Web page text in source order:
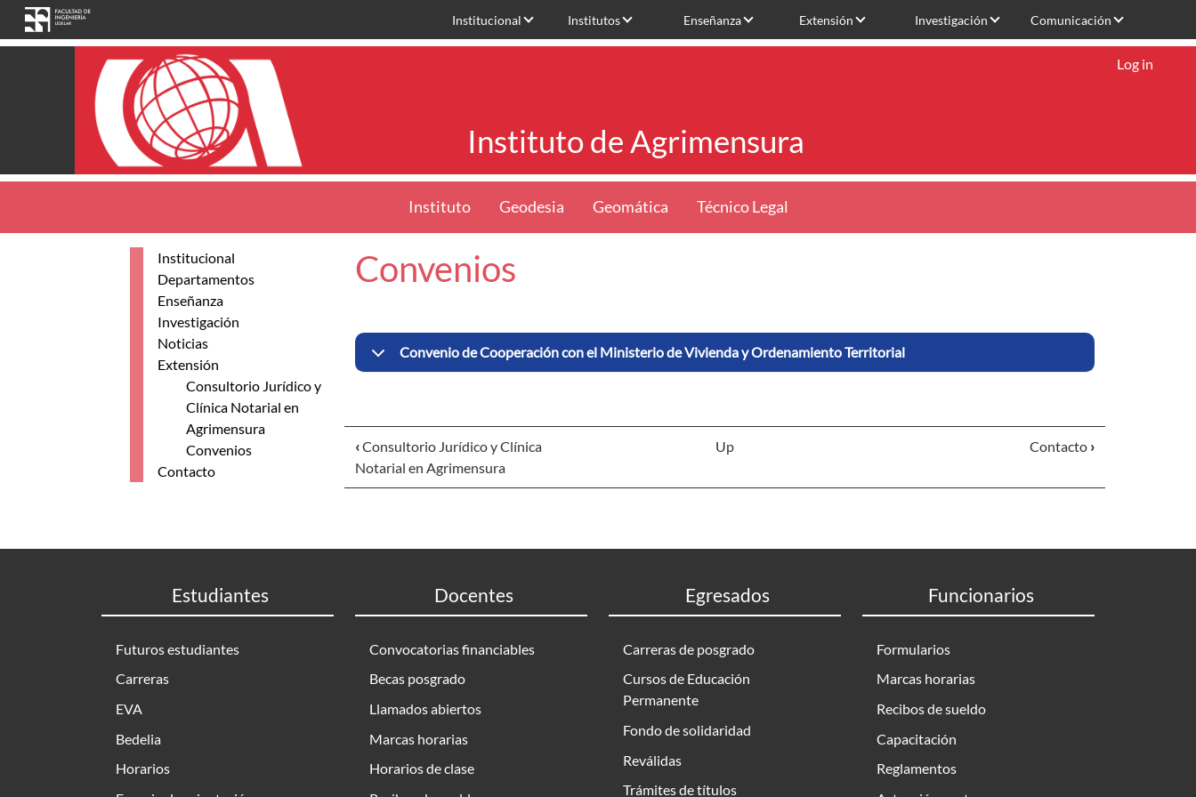
Skip to main content
Institucional Institutos Enseñanza Extensión Investigación Comunicación
Instituto de Agrimensura
Log in
Instituto Geodesia Geomática Técnico Legal
Institucional
Departamentos
Enseñanza
Investigación
Noticias
Extensión
Consultorio Jurídico y
Clínica Notarial en
Agrimensura
Convenios
Contacto
Convenios
Convenio de Cooperación con el Ministerio de Vivienda y Ordenamiento Territorial
‹Consultorio Jurídico y Clínica
Notarial en Agrimensura
Up Contacto ›
Estudiantes
Futuros estudiantes
Carreras
EVA
Bedelia
Horarios
Docentes
Convocatorias financiables
Becas posgrado
Llamados abiertos
Marcas horarias
Horarios de clase
Egresados
Carreras de posgrado
Cursos de Educación
Permanente
Fondo de solidaridad
Reválidas
Trámites de títulos
Funcionarios
Formularios
Marcas horarias
Recibos de sueldo
Capacitación
Reglamentos